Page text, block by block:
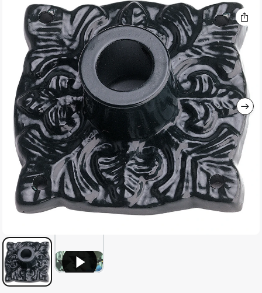
Bildgalerie
springen